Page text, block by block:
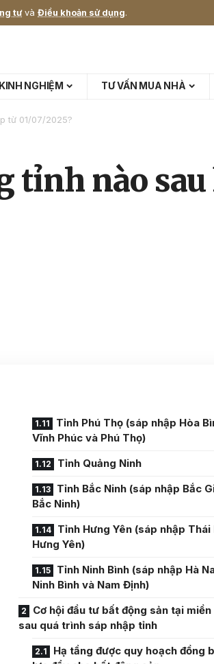
tưvà Điều khoản sử dụng.
KINH NGHIỆM TƯ VẤN MUA NHÀ
từ 01/07/2025?
tỉnh nào
Tỉnh Phú Thọ (sáp nhập Hòa
Vĩnh Phúc và Phú Thọ)
Tỉnh Quảng Ninh
Tỉnh Bắc Ninh (sáp nhập Bắc
Bắc Ninh)
Tỉnh Hưng Yên (sáp nhập Thái
Hưng Yên)
Tỉnh Ninh Bình (sáp nhập Hà
Ninh Bình và Nam Định)
Cơ hội đầu tư bất động sản tại miền
sau quá trình sáp nhập tỉnh
Hạ tầng được quy hoạch đồng